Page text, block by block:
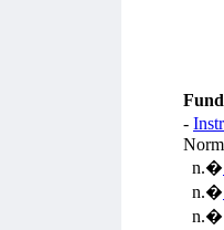
-
n.�
n.�
n.�